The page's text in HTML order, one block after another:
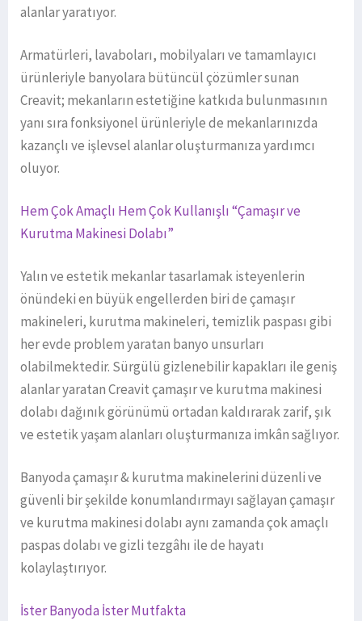
alanlar yaratıyor.
Armatürleri, lavaboları, mobilyaları ve tamamlayıcı
ürünleriyle banyolara bütüncül çözümler sunan
Creavit; mekanların estetiğine katkıda bulunmasının
yanı sıra fonksiyonel ürünleriyle de mekanlarınızda
kazançlı ve işlevsel alanlar oluşturmanıza yardımcı
oluyor.
Hem Çok Amaçlı Hem Çok Kullanışlı “Çamaşır ve
Kurutma Makinesi Dolabı”
Yalın ve estetik mekanlar tasarlamak isteyenlerin
önündeki en büyük engellerden biri de çamaşır
makineleri, kurutma makineleri, temizlik paspası gibi
her evde problem yaratan banyo unsurları
olabilmektedir. Sürgülü gizlenebilir kapakları ile geniş
alanlar yaratan Creavit çamaşır ve kurutma makinesi
dolabı dağınık görünümü ortadan kaldırarak zarif, şık
ve estetik yaşam alanları oluşturmanıza imkân sağlıyor.
Banyoda çamaşır & kurutma makinelerini düzenli ve
güvenli bir şekilde konumlandırmayı sağlayan çamaşır
ve kurutma makinesi dolabı aynı zamanda çok amaçlı
paspas dolabı ve gizli tezgâhı ile de hayatı
kolaylaştırıyor.
İster Banyoda İster Mutfakta